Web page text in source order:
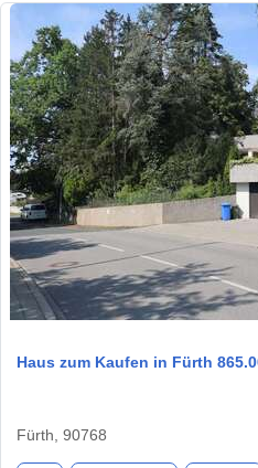
Haus zum Kaufen in Fürth
Fürth, 90768